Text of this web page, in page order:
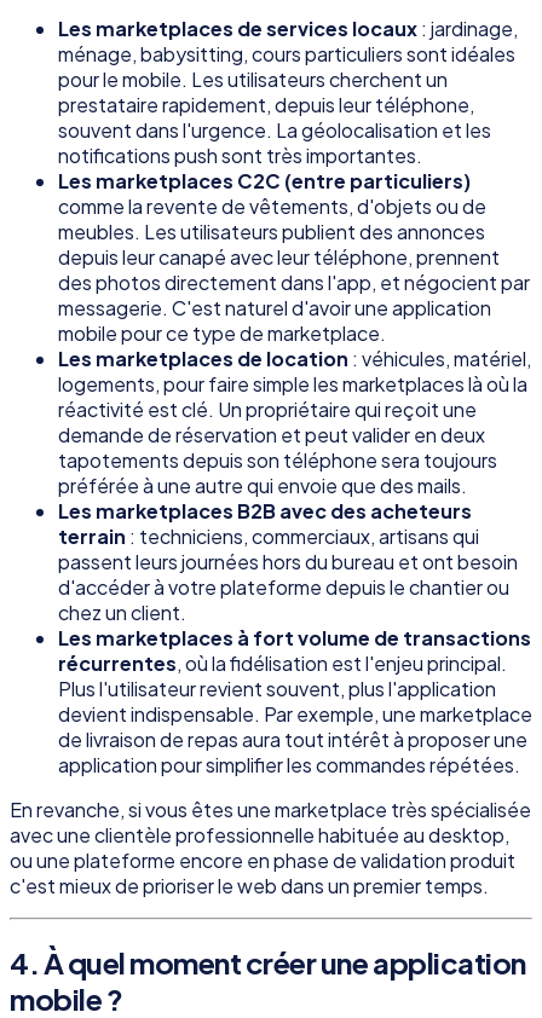
Les marketplaces de services locaux: jardinage,
ménage, babysitting, cours particuliers sont idéales
pour le mobile. Les utilisateurs cherchent un
prestataire rapidement, depuis leur téléphone,
souvent dans l'urgence. La géolocalisation et les
notifications push sont très importantes.
Les marketplaces C2C (entre particuliers)
comme la revente de vêtements, d'objets ou de
meubles. Les utilisateurs publient des annonces
depuis leur canapé avec leur téléphone, prennent
des photos directement dans l'app, et négocient par
messagerie. C'est naturel d'avoir une application
mobile pour ce type de marketplace.
Les marketplaces de location : véhicules, matériel,
logements, pour faire simple les marketplaces là où la
réactivité est clé. Un propriétaire qui reçoit une
demande de réservation et peut valider en deux
tapotements depuis son téléphone sera toujours
préférée à une autre qui envoie que des mails.
Les marketplaces B2B avec des acheteurs
terrain : techniciens, commerciaux, artisans qui
passent leurs journées hors du bureau et ont besoin
d'accéder à votre plateforme depuis le chantier ou
chez un client.
Les marketplaces à fort volume de transactions
récurrentes, où la fidélisation est l'enjeu principal.
Plus l'utilisateur revient souvent, plus l'application
devient indispensable. Par exemple, une marketplace
de livraison de repas aura tout intérêt à proposer une
application pour simplifier les commandes répétées.
En revanche, si vous êtes une marketplace très spécialisée
avec une clientèle professionnelle habituée au desktop,
ou une plateforme encore en phase de validation produit
c'est mieux de prioriser le web dans un premier temps.
4. À quel moment créer une application
mobile ?